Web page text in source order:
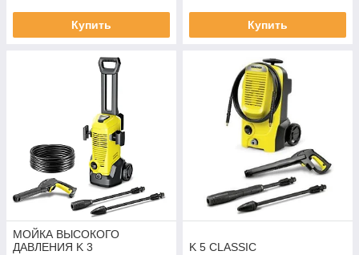
Купить Купить
МОЙКА ВЫСОКОГО
ДАВЛЕНИЯ K 3
K 5 CLASSIC